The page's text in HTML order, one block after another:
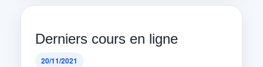
Derniers cours en ligne
20/11/2021